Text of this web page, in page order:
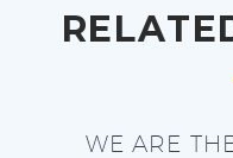
WE ARE